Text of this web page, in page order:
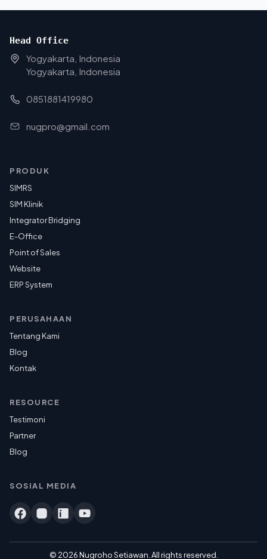
Head Office
Yogyakarta, Indonesia
Yogyakarta, Indonesia
0851881419980
nugpro@gmail.com
PRODUK
SIMRS
SIM Klinik
Integrator Bridging
E-Office
Point of Sales
Website
ERP System
PERUSAHAAN
Tentang Kami
Blog
Kontak
RESOURCE
Testimoni
Partner
Blog
SOSIAL MEDIA
© 2026 Nugroho Setiawan. All rights reserved.